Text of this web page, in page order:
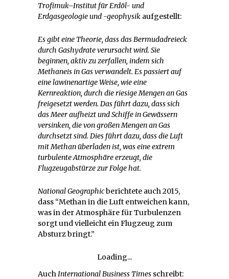
Trofimuk–Institut für Erdöl- und
Erdgasgeologie und -geophysik aufgestellt:
Es gibt eine Theorie, dass das Bermudadreieck
durch Gashydrate verursacht wird. Sie
beginnen, aktiv zu zerfallen, indem sich
Methaneis in Gas verwandelt. Es passiert auf
eine lawinenartige Weise, wie eine
Kernreaktion, durch die riesige Mengen an Gas
freigesetzt werden. Das führt dazu, dass sich
das Meer aufheizt und Schiffe in Gewässern
versinken, die von großen Mengen an Gas
durchsetzt sind. Dies führt dazu, dass die Luft
mit Methan überladen ist, was eine extrem
turbulente Atmosphäre erzeugt, die
Flugzeugabstürze zur Folge hat.
National Geographicberichtete auch 2015,
dass “Methan in die Luft entweichen kann,
was in der Atmosphäre für Turbulenzen
sorgt und vielleicht ein Flugzeug zum
Absturz bringt.”
Loading...
Auch International Business Times schreibt: